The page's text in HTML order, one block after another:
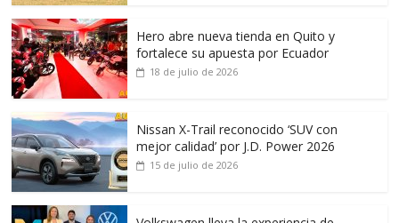
Hero abre nueva tienda en Quito y
fortalece su apuesta por Ecuador
18 de julio de 2026
Nissan X-Trail reconocido ‘SUV con
mejor calidad’ por J.D. Power 2026
15 de julio de 2026